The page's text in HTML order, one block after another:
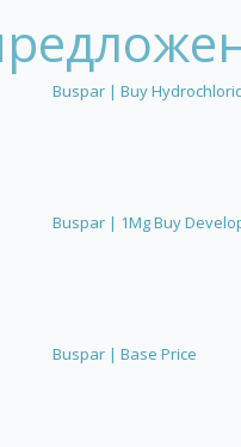
Buspar | Buy
Buspar | 1Mg Buy
Buspar | Base Price